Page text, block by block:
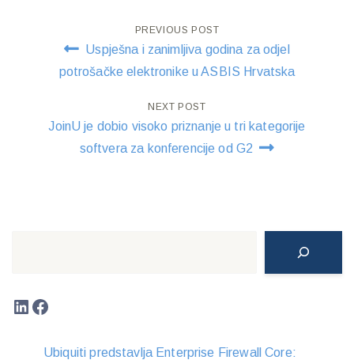
Post
navigation
PREVIOUS POST
Uspješna i zanimljiva godina za odjel
potrošačke elektronike u ASBIS Hrvatska
NEXT POST
JoinU je dobio visoko priznanje u tri kategorije
softvera za konferencije od G2
LinkedIn
Facebook
Ubiquiti predstavlja Enterprise Firewall Core: